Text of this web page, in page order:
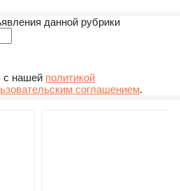
данной рубрики
с нашей политикой
соглашением.